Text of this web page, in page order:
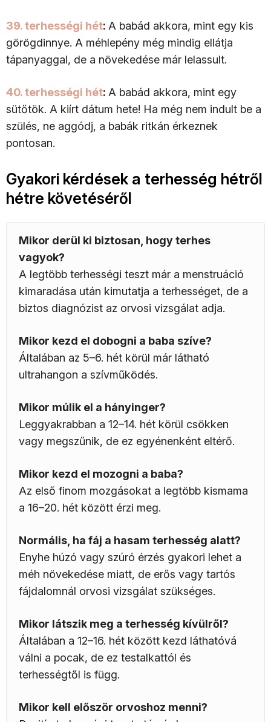
39. terhességi hét: A babád akkora, mint egy kis
görögdinnye. A méhlepény még mindig ellátja
tápanyaggal, de a növekedése már lelassult.
40. terhességi hét: A babád akkora, mint egy
sütőtök. A kiírt dátum hete! Ha még nem indult be a
szülés, ne aggódj, a babák ritkán érkeznek
pontosan.
Gyakori kérdések a terhesség hétről
hétre követéséről
Mikor derül ki biztosan, hogy terhes
vagyok?
A legtöbb terhességi teszt már a menstruáció
kimaradása után kimutatja a terhességet, de a
biztos diagnózist az orvosi vizsgálat adja.
Mikor kezd el dobogni a baba szíve?
Általában az 5–6. hét körül már látható
ultrahangon a szívműködés.
Mikor múlik el a hányinger?
Leggyakrabban a 12–14. hét körül csökken
vagy megszűnik, de ez egyénenként eltérő.
Mikor kezd el mozogni a baba?
Az első finom mozgásokat a legtöbb kismama
a 16–20. hét között érzi meg.
Normális, ha fáj a hasam terhesség alatt?
Enyhe húzó vagy szúró érzés gyakori lehet a
méh növekedése miatt, de erős vagy tartós
fájdalomnál orvosi vizsgálat szükséges.
Mikor látszik meg a terhesség kívülről?
Általában a 12–16. hét között kezd láthatóvá
válni a pocak, de ez testalkattól és
terhességtől is függ.
Mikor kell először orvoshoz menni?